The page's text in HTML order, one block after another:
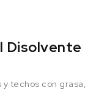
Disolvente
techos con grasa,